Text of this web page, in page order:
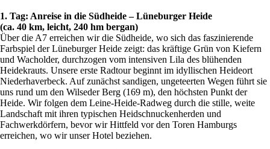
1. Tag: Anreise in die Südheide – Lüneburger Heide
(ca. 40 km, leicht, 240 hm bergan)
Über die A7 erreichen wir die Südheide, wo sich das faszinierende
Farbspiel der Lüneburger Heide zeigt: das kräftige Grün von Kiefern
und Wacholder, durchzogen vom intensiven Lila des blühenden
Heidekrauts. Unsere erste Radtour beginnt im idyllischen Heideort
Niederhaverbeck. Auf zunächst sandigen, ungeteerten Wegen führt sie
uns rund um den Wilseder Berg (169 m), den höchsten Punkt der
Heide. Wir folgen dem Leine-Heide-Radweg durch die stille, weite
Landschaft mit ihren typischen Heidschnuckenherden und
Fachwerkdörfern, bevor wir Hittfeld vor den Toren Hamburgs
erreichen, wo wir unser Hotel beziehen.